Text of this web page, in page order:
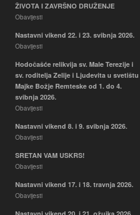
ŽIVOTA I ZAVRŠNO DRUŽENJE
Obavijesti
Nastavni vikend 22. i 23. svibnja 2026.
Obavijesti
Hodočašće relikvija sv. Male Terezije i
sv. roditelja Zelije i Ljudevita u svetištu
Majke Božje Remteske od 1. do 4.
svibnja 2026.
Obavijesti
Nastavni vikend 8. i 9. svibnja 2026.
Obavijesti
SRETAN VAM USKRS!
Obavijesti
Nastavni vikend 17. i 18. travnja 2026.
Obavijesti